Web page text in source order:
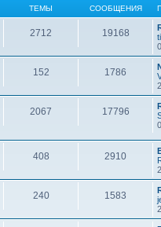
ТЕМЫ СООБЩЕНИЯ
2712 19168
152 1786
2067 17796
408 2910
240 1583